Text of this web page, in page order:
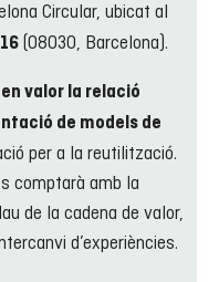
Circular, ubicat al
(08030, Barcelona).
valor la relació
de models de
per a la reutilització.
comptarà amb la
de la cadena de valor,
d’experiències.